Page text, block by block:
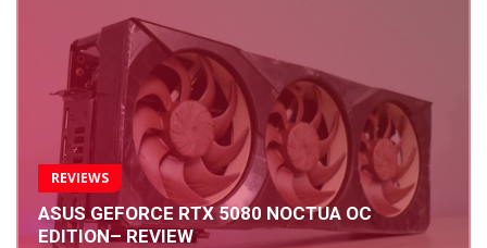
REVIEWS
ASUS GEFORCE RTX 5080 NOCTUA OC
EDITION– REVIEW